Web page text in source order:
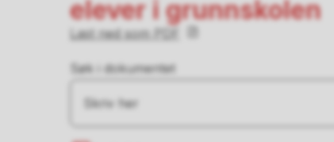
elever i grunnskolen
Last ned som PDF
Søk i dokumentet